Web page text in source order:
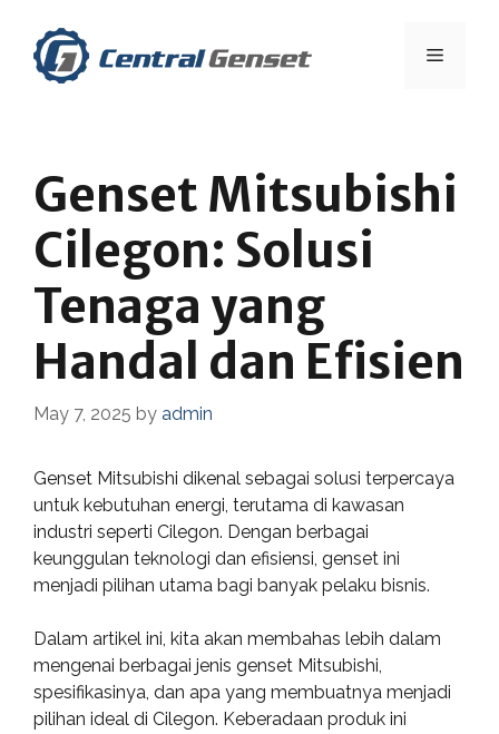
content
Menu
Genset Mitsubishi
Cilegon: Solusi
Tenaga yang
Handal dan Efisien
May 7, 2025 by admin
Genset Mitsubishi dikenal sebagai solusi terpercaya
untuk kebutuhan energi, terutama di kawasan
industri seperti Cilegon. Dengan berbagai
keunggulan teknologi dan efisiensi, genset ini
menjadi pilihan utama bagi banyak pelaku bisnis.
Dalam artikel ini, kita akan membahas lebih dalam
mengenai berbagai jenis genset Mitsubishi,
spesifikasinya, dan apa yang membuatnya menjadi
pilihan ideal di Cilegon. Keberadaan produk ini